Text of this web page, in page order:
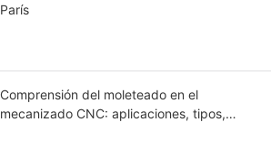
París
Comprensión del moleteado en el
mecanizado CNC: aplicaciones, tipos,